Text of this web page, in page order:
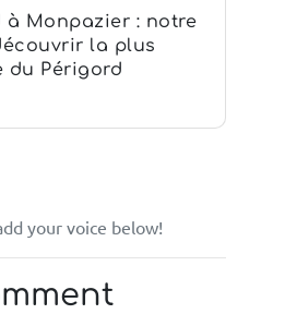
à Monpazier : notre
la plus
du Périgord
your voice below!